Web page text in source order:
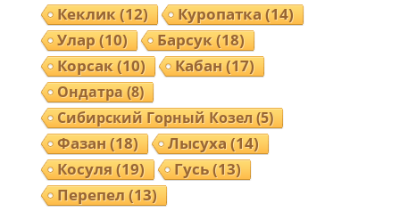
Кеклик(12) Куропатка(14)
Улар(10) Барсук(18)
Корсак(10) Кабан(17)
Ондатра(8)
Сибирский Горный Козел(5)
Фазан(18) Лысуха(14)
Косуля(19) Гусь(13)
Перепел(13)